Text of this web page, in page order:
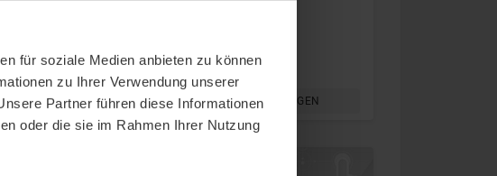
für soziale Medien anbieten zu können
zu Ihrer Verwendung unserer
Partner führen diese Informationen
oder die sie im Rahmen Ihrer Nutzung
ANZEIGEN
thevios 3
PRODUKT ANZEIGEN